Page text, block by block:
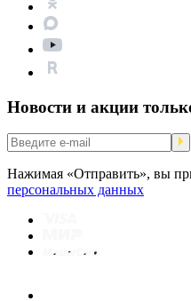
Новости и акции
Нажимая «Отправить», вы
персональных данных